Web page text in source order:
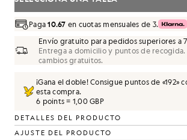
Paga10.67 en cuotas mensuales de 3.
Envío gratuito para pedidos superiores a
Entrega a domicilio y puntos de recogida.
cambios gratuitos.
¡Gana el doble! Consigue puntos de «192»
esta compra.
6 points = 1,00 GBP
DETALLES DEL PRODUCTO
AJUSTE DEL PRODUCTO